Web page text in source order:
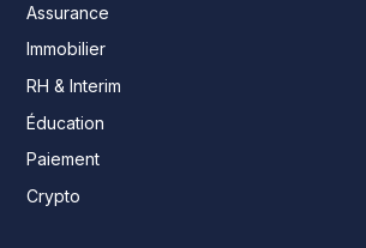
Assurance
Immobilier
RH & Interim
Éducation
Paiement
Crypto